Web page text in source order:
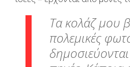
Τα κολάζ μου
πολεμικές